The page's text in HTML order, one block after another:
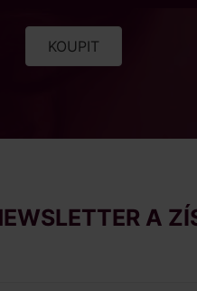
KOUPIT
A